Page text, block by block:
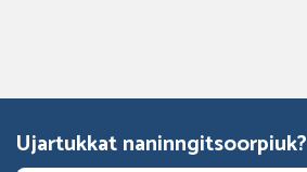
Ujartukkat naninngitsoorpiuk?